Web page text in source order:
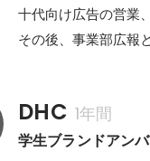
十代向け広告の営業
その後、事業部広報
DHC 1年間
学生ブランドアン